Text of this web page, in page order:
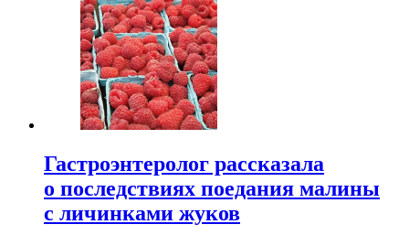
Гастроэнтеролог рассказала
о последствиях поедания малины
с личинками жуков